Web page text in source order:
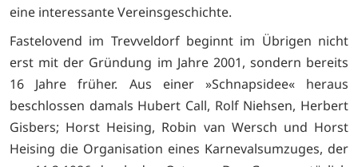
eine interessante Vereinsgeschichte.
Fastelovend im Trevveldorf beginnt im Übrigen nicht
erst mit der Gründung im Jahre 2001, sondern bereits
16 Jahre früher. Aus einer »Schnapsidee« heraus
beschlossen damals Hubert Call, Rolf Niehsen, Herbert
Gisbers; Horst Heising, Robin van Wersch und Horst
Heising die Organisation eines Karnevalsumzuges, der